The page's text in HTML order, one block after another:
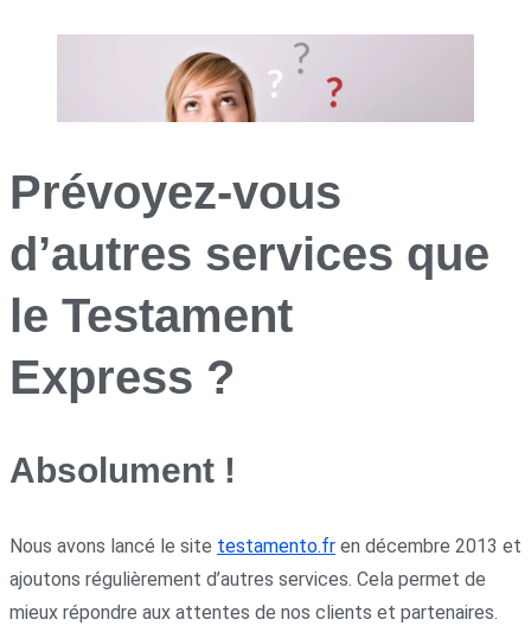
Prévoyez-vous
d’autres services que
le Testament
Express ?
Absolument !
Nous avons lancé le site testamento.fr en décembre 2013 et
ajoutons régulièrement d’autres services. Cela permet de
mieux répondre aux attentes de nos clients et partenaires.